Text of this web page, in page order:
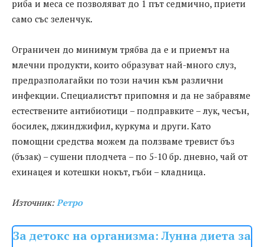
риба и меса се позволяват до 1 път седмично, приети
само със зеленчук.
Ограничен до минимум трябва да е и приемът на
млечни продукти, които образуват най-много слуз,
предразполагайки по този начин към различни
инфекции. Специалистът припомня и да не забравяме
естествените антибиотици – подправките – лук, чесън,
босилек, джинджифил, куркума и други. Като
помощни средства можем да ползваме тревист бъз
(бъзак) – сушени плодчета – по 5-10 бр. дневно, чай от
ехинацея и котешки нокът, гъби – кладница.
Източник:Ретро
За детокс на организма: Лунна диета за